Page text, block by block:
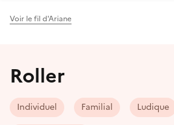
Voir le fil d'Ariane
Roller
Individuel Familial Ludique